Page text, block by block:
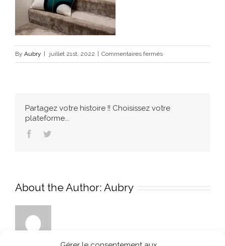
By Aubry juillet 21st, 2022 Commentaires ferméssur
Partagez votre histoire !! Choisissez votre
plateforme...
Facebook
About the Author: Aubry